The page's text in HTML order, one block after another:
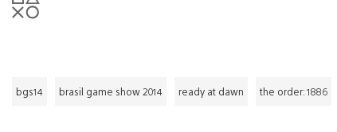
bgs14 brasil game show 2014 ready at dawn the order: 1886